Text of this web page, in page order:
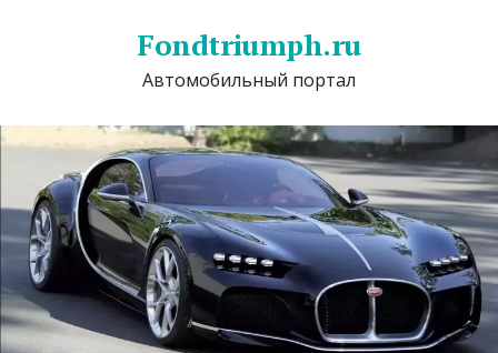
Fondtriumph.ru
Автомобильный портал